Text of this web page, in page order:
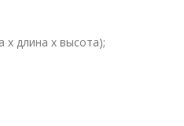
х длина х высота);